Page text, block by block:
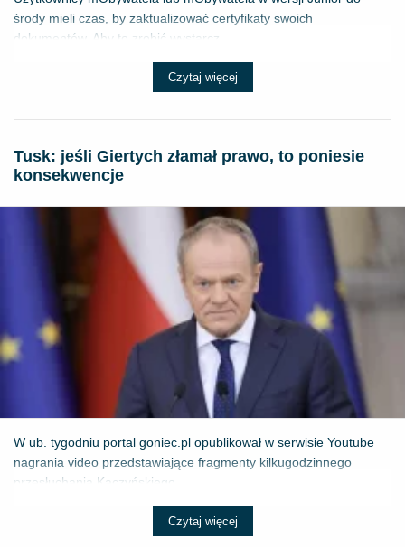
środy mieli czas, by zaktualizować certyfikaty swoich
dokumentów. Aby to zrobić wystarcz...
Czytaj więcej
Tusk: jeśli Giertych złamał prawo, to poniesie
konsekwencje
W ub. tygodniu portal goniec.pl opublikował w serwisie Youtube
nagrania video przedstawiające fragmenty kilkugodzinnego
przesłuchania Kaczyńskiego...
Czytaj więcej